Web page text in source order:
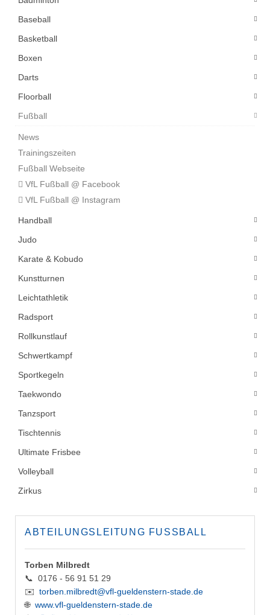
Baseball
Basketball
Boxen
Darts
Floorball
Fußball
News
Trainingszeiten
Fußball Webseite
VfL Fußball @ Facebook
VfL Fußball @ Instagram
Handball
Judo
Karate & Kobudo
Kunstturnen
Leichtathletik
Radsport
Rollkunstlauf
Schwertkampf
Sportkegeln
Taekwondo
Tanzsport
Tischtennis
Ultimate Frisbee
Volleyball
Zirkus
ABTEILUNGSLEITUNG FUSSBALL
Torben Milbredt
📞 0176 - 56 91 51 29
✉️ torben.milbredt@vfl-gueldenstern-stade.de
🌐 www.vfl-gueldenstern-stade.de